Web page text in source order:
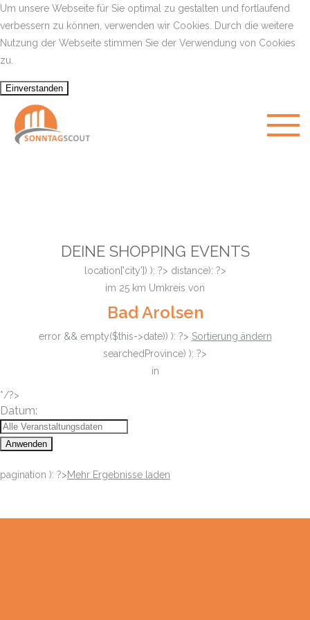
Um unsere Webseite für Sie optimal zu gestalten und fortlaufend
verbessern zu können, verwenden wir Cookies. Durch die weitere
Nutzung der Webseite stimmen Sie der Verwendung von Cookies
zu.
DEINE SHOPPING EVENTS
location['city']) ): ?> distance): ?>
im 25 km Umkreis von
Bad Arolsen
error && empty($this->date)) ): ?> Sortierung ändern
searchedProvince) ): ?>
in
*/?>
Datum:
Anwenden
pagination ): ?>Mehr Ergebnisse laden